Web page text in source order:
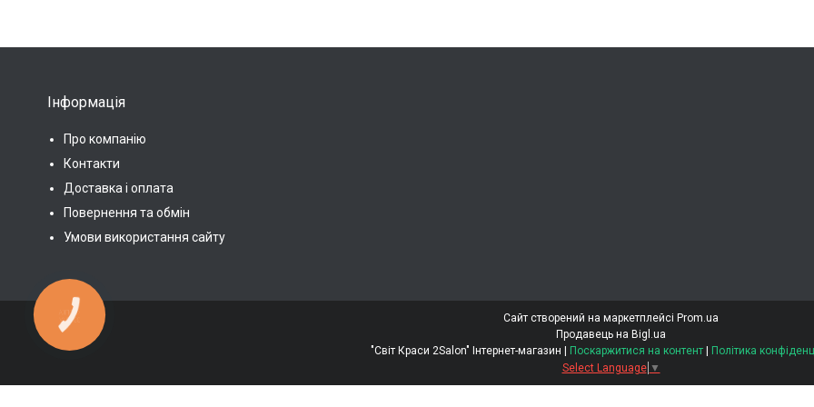
Інформація
Про компанію
Контакти
Доставка і оплата
Повернення та обмін
Умови використання сайту
Сайт створений на маркетплейсі Prom.ua
Продавець на Bigl.ua
Поскаржитися на контент
Політика
Select Language ▼
КНОПКА
ЗВ'ЯЗКУ